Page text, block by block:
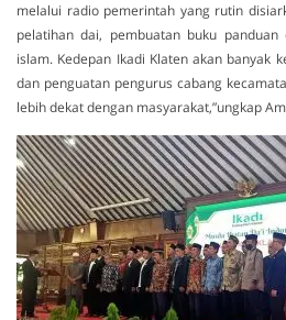
melalui radio pemerintah yang rutin
pelatihan dai, pembuatan buku
islam. Kedepan Ikadi Klaten akan banyak
dan penguatan pengurus cabang
lebih dekat dengan masyarakat,”ungkap